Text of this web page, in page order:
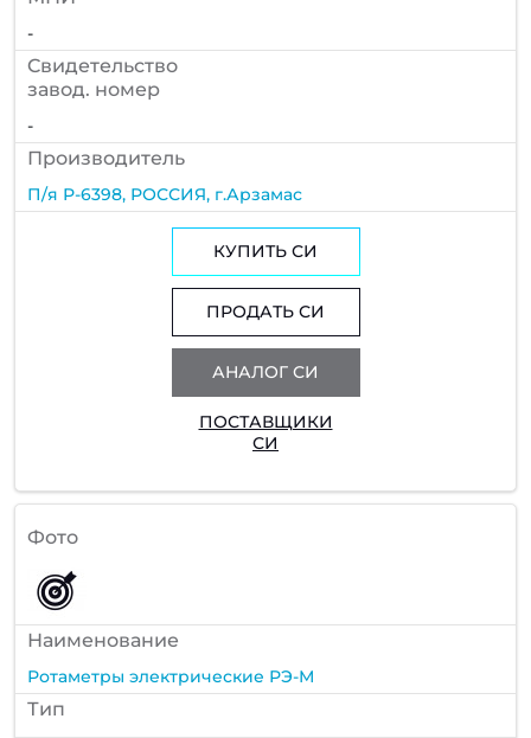
-
Cвидетельство
завод. номер
-
Производитель
П/я Р-6398, РОССИЯ, г.Арзамас
КУПИТЬ СИ
ПРОДАТЬ СИ
АНАЛОГ СИ
ПОСТАВЩИКИ
СИ
Фото
Наименование
Ротаметры электрические РЭ-М
Тип